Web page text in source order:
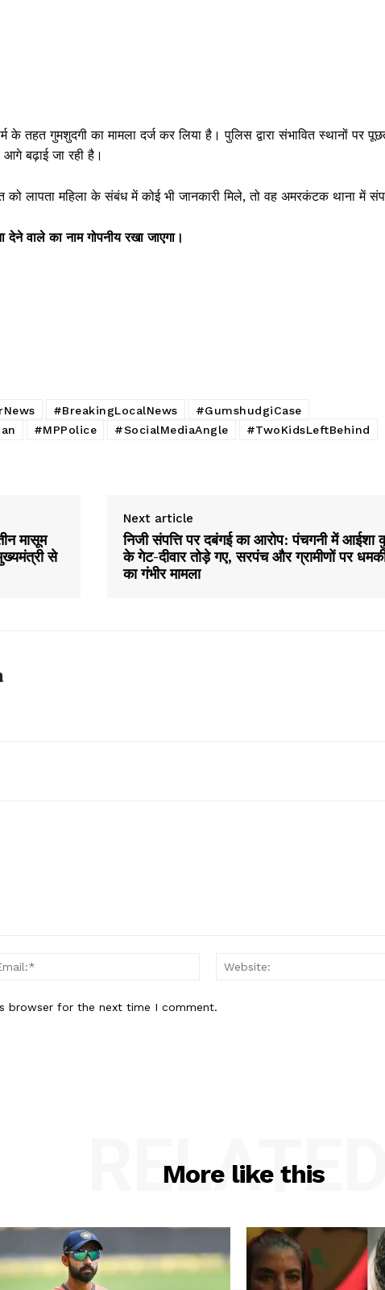
Company
About
तहत गुमशुदगी का मामला दर्ज कर लिया है। पुलिस द्वारा संभावित स्थानों पर
बढ़ाई जा रही है।
लापता महिला के संबंध में कोई भी जानकारी मिले, तो वह अमरकंटक थाना में
वाले का नाम गोपनीय रखा जाएगा।
#BreakingLocalNews
#GumshudgiCase
#MPPolice #SocialMediaAngle
#TwoKidsLeftBehind
मासूम
से
Next article
निजी संपत्ति पर दबंगई का आरोप: पंचगनी में आईशा
के गेट-दीवार तोड़े गए, सरपंच और ग्रामीणों पर
का गंभीर मामला
Email:*
browser for the next time I comment.
More like this
RELATED